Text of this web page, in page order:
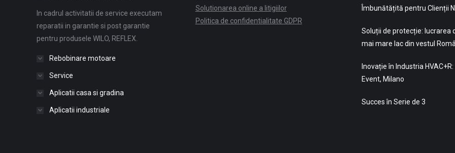
In cadrul activitatii de service executam
reparatii in garantie si post garantie
pentru produsele WILO, REFLEX.
Rebobinare motoare
Service
Aplicatii casa si gradina
Aplicatii industriale
Solutionarea online a litigiilor
Politica de confidentialitate GDPR
Îmbunătățită pentru Clienții
Soluții de protecție: lucrarea
mai mare lac din vestul
Inovație în Industria
Event, Milano
Succes în Serie de 3